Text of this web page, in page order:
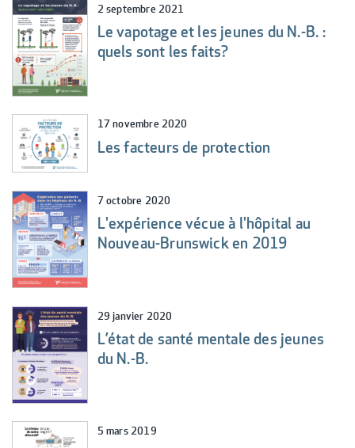
2 septembre 2021
Le vapotage et les jeunes du N.-B. :
quels sont les faits?
17 novembre 2020
Les facteurs de protection
7 octobre 2020
L'expérience vécue à l'hôpital au
Nouveau-Brunswick en 2019
29 janvier 2020
L’état de santé mentale des jeunes
du N.-B.
5 mars 2019